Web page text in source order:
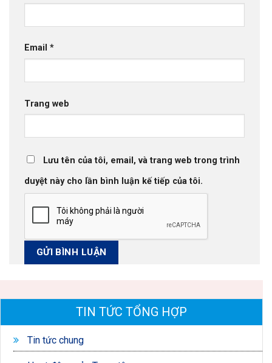
Email *
Trang web
Lưu tên của tôi, email, và trang web trong trình
duyệt này cho lần bình luận kế tiếp của tôi.
TIN TỨC TỔNG HỢP
Tin tức chung